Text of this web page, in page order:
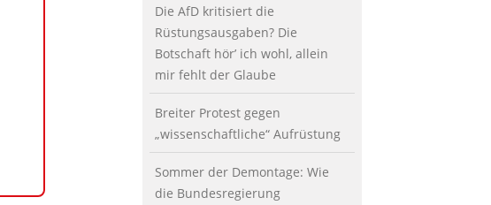
Die AfD kritisiert die
Rüstungsausgaben? Die
Botschaft hör’ ich wohl, allein
mir fehlt der Glaube
Breiter Protest gegen
„wissenschaftliche“ Aufrüstung
Sommer der Demontage: Wie
die Bundesregierung